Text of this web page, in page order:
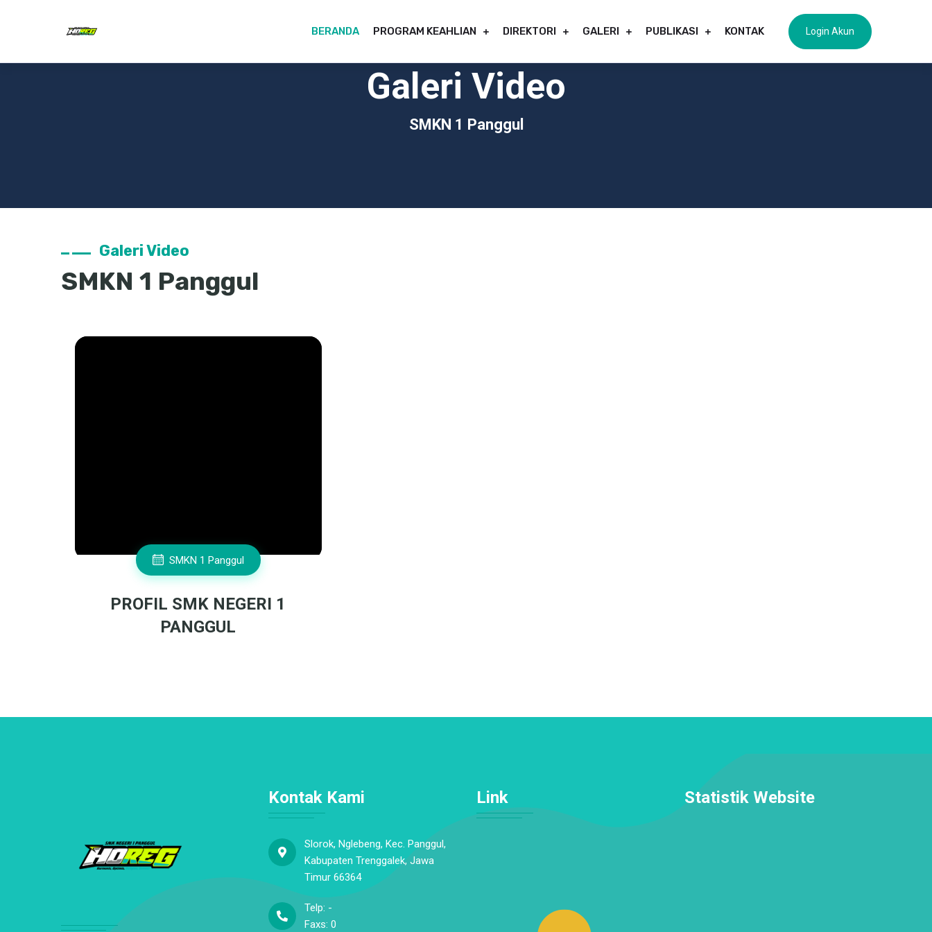
Login Akun
BERANDA PROGRAM KEAHLIAN DIREKTORI GALERI PUBLIKASI KONTAK
Galeri Video
SMKN 1 Panggul
Galeri Video
SMKN 1 Panggul
SMKN 1 Panggul
PROFIL SMK NEGERI 1
PANGGUL
Kontak Kami
Slorok, Nglebeng, Kec. Panggul,
Kabupaten Trenggalek, Jawa
Timur 66364
Telp: -
Faxs: 0
Link Statistik Website